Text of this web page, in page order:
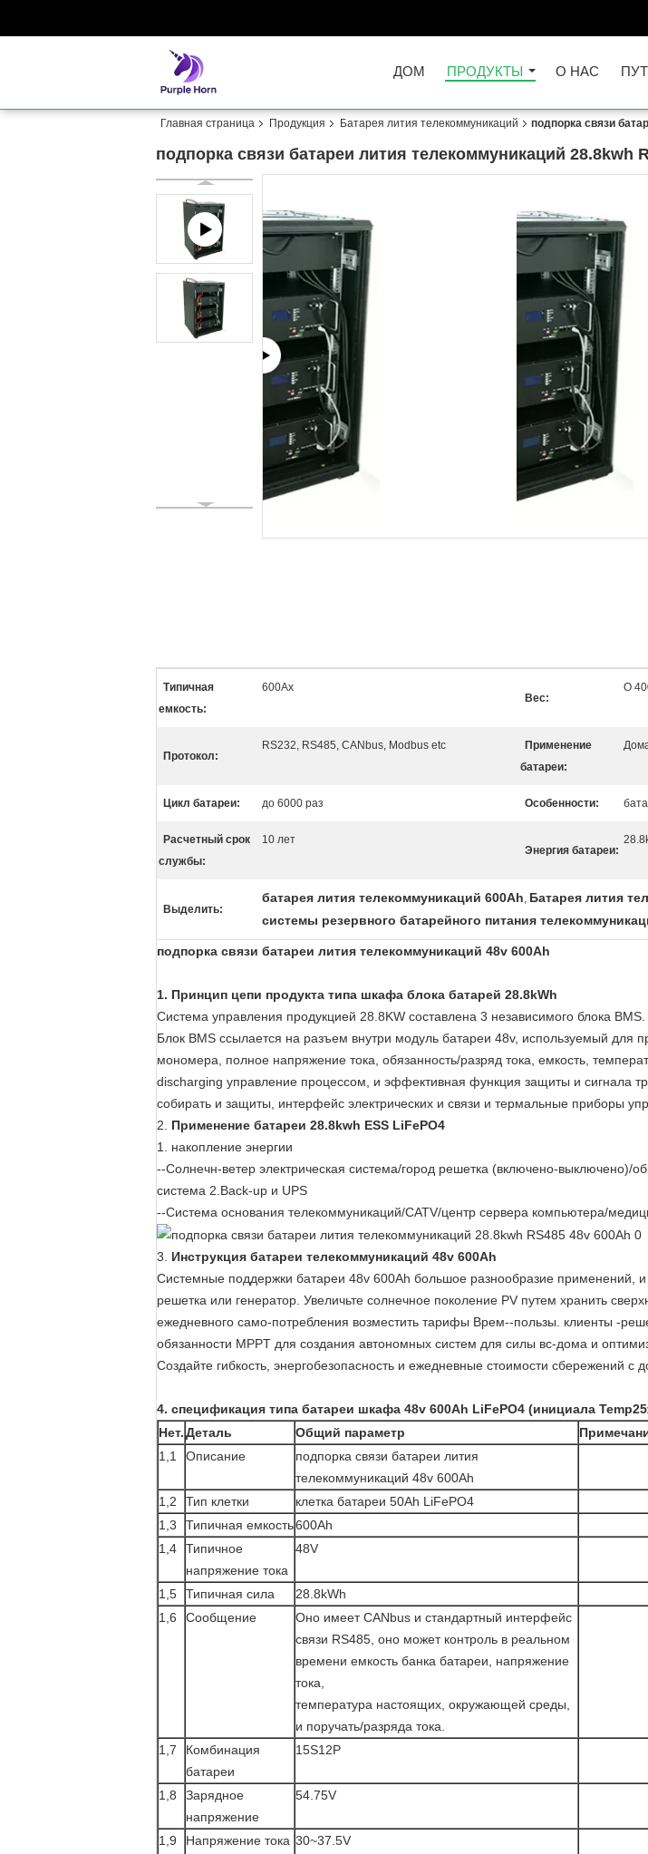
ДОМ ПРОДУКТЫ О НАС
Главная страница Продукция Батарея лития телекоммуникаций подпорка связи
подпорка связи батареи лития телекоммуникаций 28.8kwh
Типичная
емкость:
600Ах
Вес:
О
Протокол:
RS232, RS485, CANbus, Modbus etc
Применение
батареи:
Цикл батареи: до 6000 раз Особенности:
Расчетный срок
службы:
10 лет
Энергия батареи:
Выделить:
батарея лития телекоммуникаций 600Ah, Батарея лития
системы резервного батарейного питания
подпорка связи батареи лития телекоммуникаций 48v 600Ah
1. Принцип цепи продукта типа шкафа блока батарей 28.8kWh
Система управления продукцией 28.8KW составлена 3 независимого блока BMS.
Блок BMS ссылается на разъем внутри модуль батареи 48v, используемый для
мономера, полное напряжение тока, обязанность/разряд тока, емкость,
discharging управление процессом, и эффективная функция защиты и сигнала
собирать и защиты, интерфейс электрических и связи и термальные приборы
2. Применение батареи 28.8kwh ESS LiFePO4
1. накопление энергии
--Солнечн-ветер электрическая система/город решетка (включено-выключено)/
система 2.Back-up и UPS
--Система основания телекоммуникаций/CATV/центр сервера компьютера/
3. Инструкция батареи телекоммуникаций 48v 600Ah
Системные поддержки батареи 48v 600Ah большое разнообразие применений,
решетка или генератор. Увеличьте солнечное поколение PV путем хранить
ежедневного само-потребления возместить тарифы Врем--пользы. клиенты -
обязанности MPPT для создания автономных систем для силы вс-дома и
Создайте гибкость, энергобезопасность и ежедневные стоимости
4. спецификация типа батареи шкафа 48v 600Ah LiFePO4 (инициала
Нет.Деталь Общий параметр
1,1
Описание
подпорка связи батареи лития
телекоммуникаций 48v 600Ah
1,2
Тип клетки
клетка батареи 50Ah LiFePO4
1,3
Типичная емкость600Ah
1,4
Типичное
напряжение тока
48V
1,5 Типичная сила
28.8kWh
1,6
Сообщение
Оно имеет CANbus и стандартный интерфейс
связи RS485, оно может контроль в реальном
времени емкость банка батареи, напряжение
тока,
температура настоящих, окружающей среды,
и поручать/разряда тока.
1,7
Комбинация
батареи
15S12P
1,8
Зарядное
напряжение
54.75V
1,9
Напряжение тока 30~37.5V